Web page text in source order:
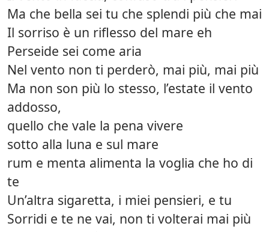
Ma che bella sei tu che splendi più che mai
Il sorriso è un riflesso del mare eh
Perseide sei come aria
Nel vento non ti perderò, mai più, mai più
Ma non son più lo stesso, l’estate il vento
addosso,
quello che vale la pena vivere
sotto alla luna e sul mare
rum e menta alimenta la voglia che ho di
te
Un’altra sigaretta, i miei pensieri, e tu
Sorridi e te ne vai, non ti volterai mai più